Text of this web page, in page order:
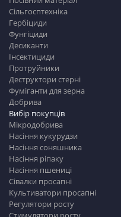
Сільгосптехніка
Гербіциди
Фунгіциди
Десиканти
Інсектициди
Протруйники
Деструктори стерні
Фуміганти для зерна
Добрива
Вибір покупців
Мікродобрива
Насіння кукурудзи
Насіння соняшника
Насіння ріпаку
Насіння пшениці
Сівалки просапні
Культиватори просапні
Регулятори росту